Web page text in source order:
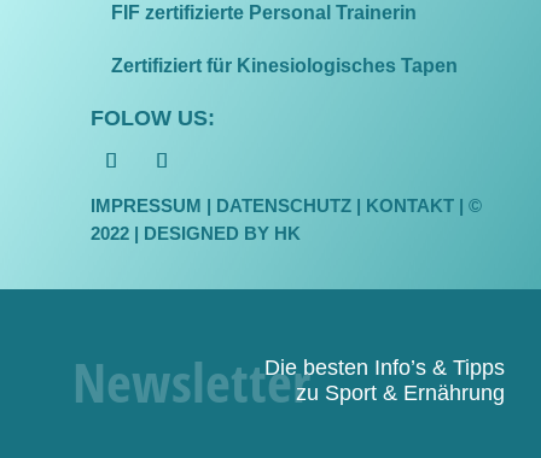
FIF zertifizierte Personal Trainerin
Zertifiziert für Kinesiologisches Tapen
FOLOW US:
IMPRESSUM | DATENSCHUTZ| KONTAKT | ©
2022 | DESIGNED BY HK
Die besten Info’s & Tipps
zu Sport & Ernährung